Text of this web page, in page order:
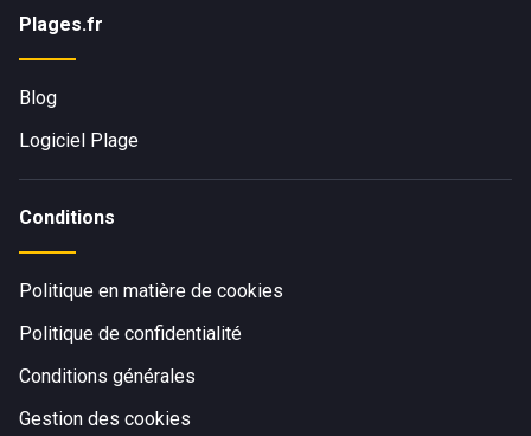
Plages.fr
Blog
Logiciel Plage
Conditions
Politique en matière de cookies
Politique de confidentialité
Conditions générales
Gestion des cookies